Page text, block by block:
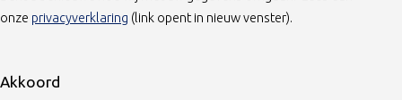
onze privacyverklaring (opent in nieuw tabblad)
(link opent in nieuw venster).
Akkoord